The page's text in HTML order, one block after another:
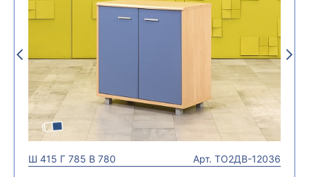
Ш 415 Г 785 В 780 Арт. ТО2ДВ-12036